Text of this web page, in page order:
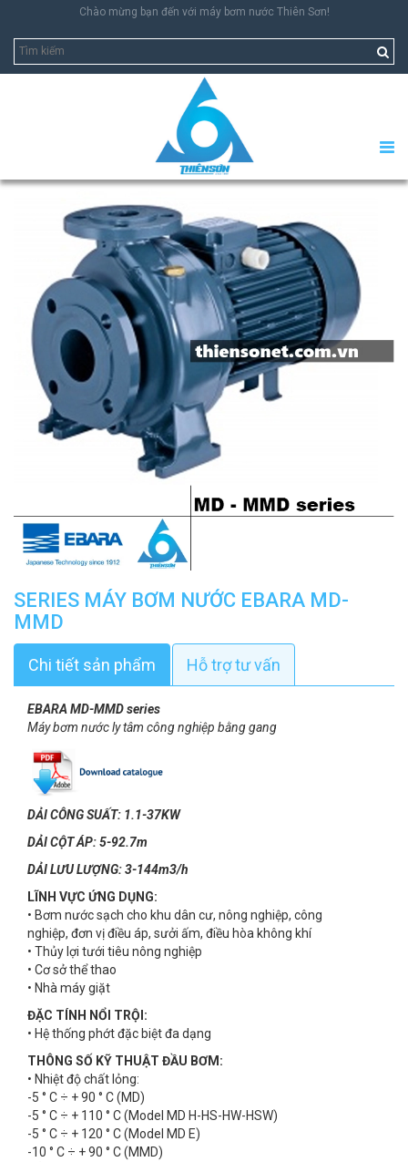
Chào mừng bạn đến với máy bơm nước Thiên Sơn!
SERIES MÁY BƠM NƯỚC EBARA MD-
MMD
Chi tiết sản phẩm Hỗ trợ tư vấn
EBARA MD-MMD series
Máy bơm nước ly tâm công nghiệp bằng gang
DẢI CÔNG SUẤT: 1.1-37KW
DẢI CỘT ÁP: 5-92.7m
DẢI LƯU LƯỢNG: 3-144m3/h
LĨNH VỰC ỨNG DỤNG:
• Bơm nước sạch cho khu dân cư, nông nghiệp, công
nghiệp, đơn vị điều áp, sưởi ấm, điều hòa không khí
• Thủy lợi tưới tiêu nông nghiệp
• Cơ sở thể thao
• Nhà máy giặt
ĐẶC TÍNH NỔI TRỘI:
• Hệ thống phớt đặc biệt đa dạng
THÔNG SỐ KỸ THUẬT ĐẦU BƠM:
• Nhiệt độ chất lỏng:
-5 ° C ÷ + 90 ° C (MD)
-5 ° C ÷ + 110 ° C (Model MD H-HS-HW-HSW)
-5 ° C ÷ + 120 ° C (Model MD E)
-10 ° C ÷ + 90 ° C (MMD)